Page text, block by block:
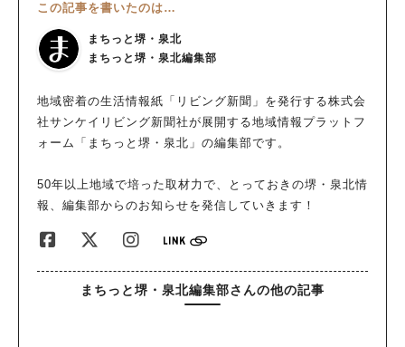
この記事を書いたのは…
まちっと堺・泉北
まちっと堺・泉北編集部
地域密着の生活情報紙「リビング新聞」を発行する株式会
社サンケイリビング新聞社が展開する地域情報プラットフ
ォーム「まちっと堺・泉北」の編集部です。
50年以上地域で培った取材力で、とっておきの堺・泉北情
報、編集部からのお知らせを発信していきます！
まちっと堺・泉北編集部さんの他の記事
人気のキーワード
#泉ヶ丘駅 #栂・美木多駅#光明池駅#なかもず駅#深井駅